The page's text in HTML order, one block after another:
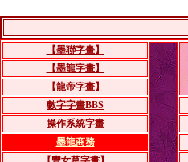
【墨聯字畫】
【墨龍字畫】
【龍帝字畫】
數字字畫BBS
操作系統字畫
墨龍商務